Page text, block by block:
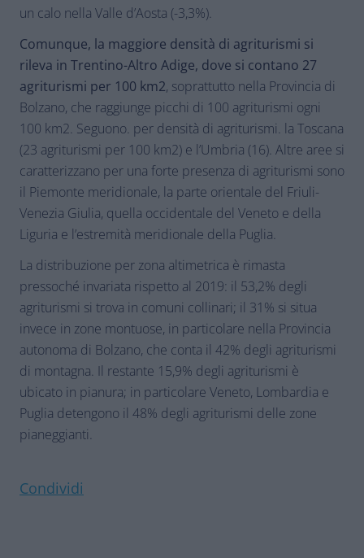
un calo nella Valle d’Aosta (-3,3%).
Comunque, la maggiore densità di agriturismi si
rileva in Trentino-Altro Adige, dove si contano 27
agriturismi per 100 km2, soprattutto nella Provincia di
Bolzano, che raggiunge picchi di 100 agriturismi ogni
100 km2. Seguono. per densità di agriturismi. la Toscana
(23 agriturismi per 100 km2) e l’Umbria (16). Altre aree si
caratterizzano per una forte presenza di agriturismi sono
il Piemonte meridionale, la parte orientale del Friuli-
Venezia Giulia, quella occidentale del Veneto e della
Liguria e l’estremità meridionale della Puglia.
La distribuzione per zona altimetrica è rimasta
pressoché invariata rispetto al 2019: il 53,2% degli
agriturismi si trova in comuni collinari; il 31% si situa
invece in zone montuose, in particolare nella Provincia
autonoma di Bolzano, che conta il 42% degli agriturismi
di montagna. Il restante 15,9% degli agriturismi è
ubicato in pianura; in particolare Veneto, Lombardia e
Puglia detengono il 48% degli agriturismi delle zone
pianeggianti.
Condividi